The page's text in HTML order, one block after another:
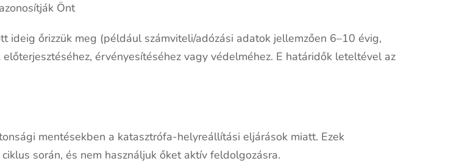
Önt
ideig őrizzük meg (például számviteli/adózási adatok jellemzően 6–10 évig,
érvényesítéséhez vagy védelméhez. E határidők leteltével az
mentésekben a katasztrófa-helyreállítási eljárások miatt. Ezek
során, és nem használjuk őket aktív feldolgozásra.